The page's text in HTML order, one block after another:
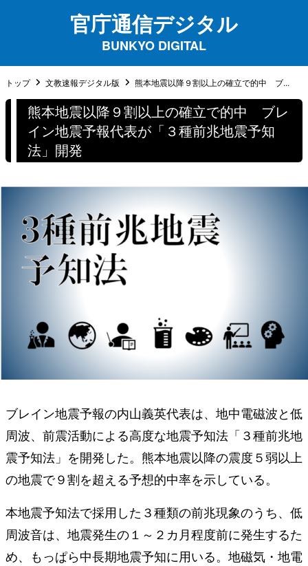
官庁通信デジタル
BUNKYO DIGITAL
トップ 文教速報デジタル版 熊本地震以降９割以上の確立で的中 ブ...
熊本地震以降９割以上の確立で的中 ブレ
イン地震予報代表が「３種前兆地震予知
法」開発
ブレイン地震予報の内山義英代表は、地中電磁波と低
周波、前震活動による高度な地震予知法「３種前兆地
震予知法」を開発した。熊本地震以降の震度５弱以上
の地震で９割を超える予想的中率を示している。
本地震予知法で採用した３種類の前兆現象のうち、低
周波音は、地震発生の１～２カ月程度前に発生するた
め、もっぱら中長期地震予知に用いる。地磁気・地電